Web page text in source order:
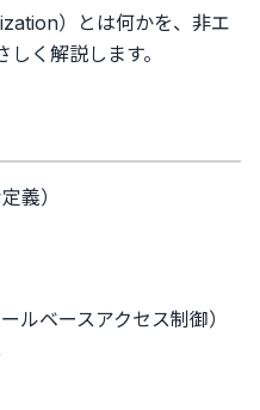
）とは何かを、非エ
く解説します。
義）
ルベースアクセス制御）